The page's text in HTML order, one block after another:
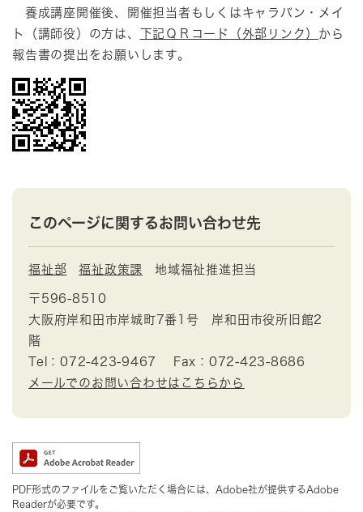
養成講座開催後、開催担当者もしくはキャラバン・メイ
ト（講師役）の方は、
下記ＱＲコード（外部リンク） から
報告書の提出をお願いします。
このページに関するお問い合わせ先
福祉部 福祉政策課 地域福祉推進担当
〒596-8510
大阪府岸和田市岸城町7番1号 岸和田市役所旧館2
階
Tel：072-423-9467
Fax：072-423-8686
メールでのお問い合わせはこちらから
PDF形式のファイルをご覧いただく場合には、Adobe社が提供するAdobe
Readerが必要です。